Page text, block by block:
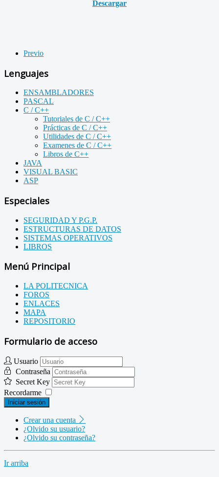
Descargar
Previo
Lenguajes
ENSAMBLADORES
PASCAL
C / C++
Tutoriales de C / C++
Prácticas de C / C++
Utilidades de C / C++
Examenes de C / C++
Libros de C++
JAVA
VISUAL BASIC
ASP
Especiales
SEGURIDAD Y P.G.P.
ESTRUCTURAS DE DATOS
SISTEMAS OPERATIVOS
LIBROS
Menú Principal
LA POLITECNICA
FOROS
ENLACES
MAPA
REPOSITORIO
Formulario de acceso
Usuario
Contraseña
Secret Key
Recordarme
Iniciar sesión
Crear una cuenta
¿Olvido su usuario?
¿Olvido su contraseña?
Ir arriba